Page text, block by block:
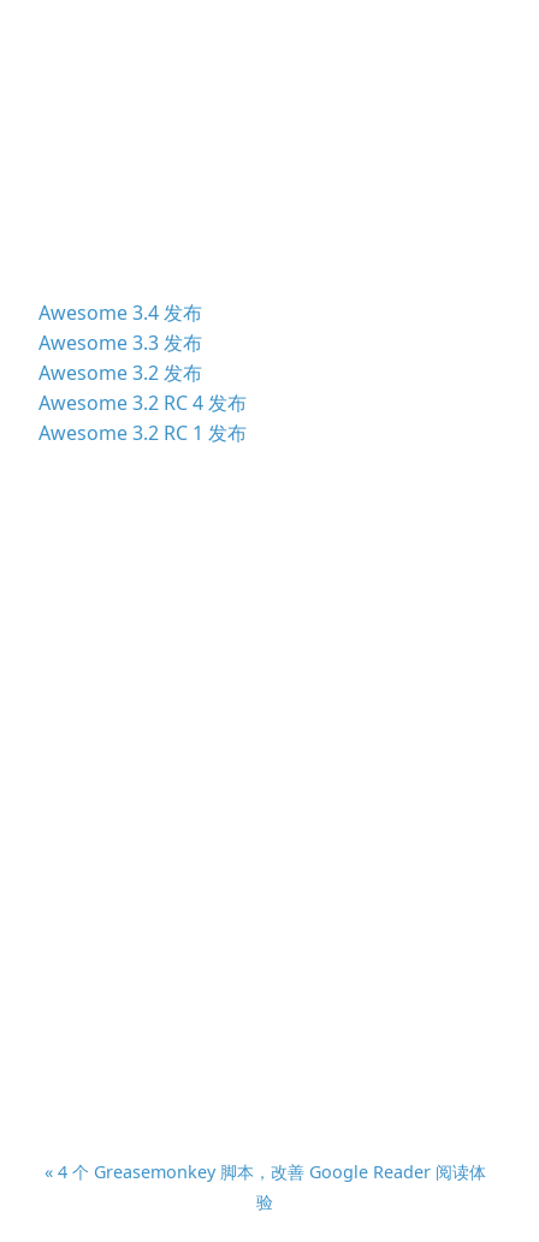
Awesome 3.4 发布
Awesome 3.3 发布
Awesome 3.2 发布
Awesome 3.2 RC 4 发布
Awesome 3.2 RC 1 发布
« 4 个 Greasemonkey 脚本，改善 Google Reader 阅读体
验